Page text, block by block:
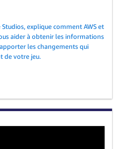
explique comment AWS et
aider à obtenir les informations
les changements qui
de votre jeu.